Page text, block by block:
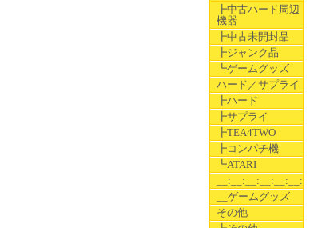
┣中古ハード周辺
機器
┣中古未開封品
┣ジャンク品
┗ゲームグッズ
ハード／サプライ
┣ハード
┣サプライ
┣TEA4TWO
┣コンパチ機
┗ATARI
__:__:__:__:__:__:__
__ゲームグッズ
その他